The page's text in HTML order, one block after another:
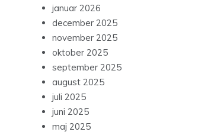
januar 2026
december 2025
november 2025
oktober 2025
september 2025
august 2025
juli 2025
juni 2025
maj 2025